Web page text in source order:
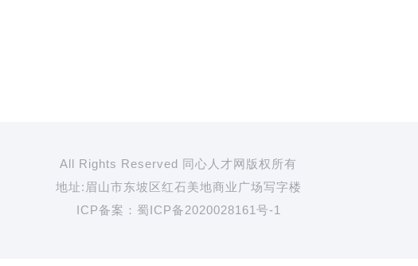
All Rights Reserved 同心人才网版权所有
地址:眉山市东坡区红石美地商业广场写字楼
ICP备案： 蜀ICP备2020028161号-1